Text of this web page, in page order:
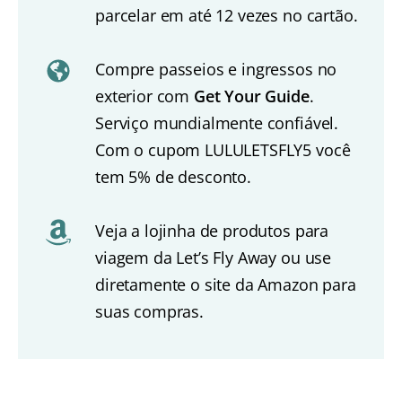
parcelar em até 12 vezes no cartão.
Compre passeios e ingressos no
exterior com Get Your Guide.
Serviço mundialmente confiável.
Com o cupom LULULETSFLY5 você
tem 5% de desconto.
Veja a lojinha de produtos para
viagem da Let’s Fly Away ou use
diretamente o site da Amazon para
suas compras.